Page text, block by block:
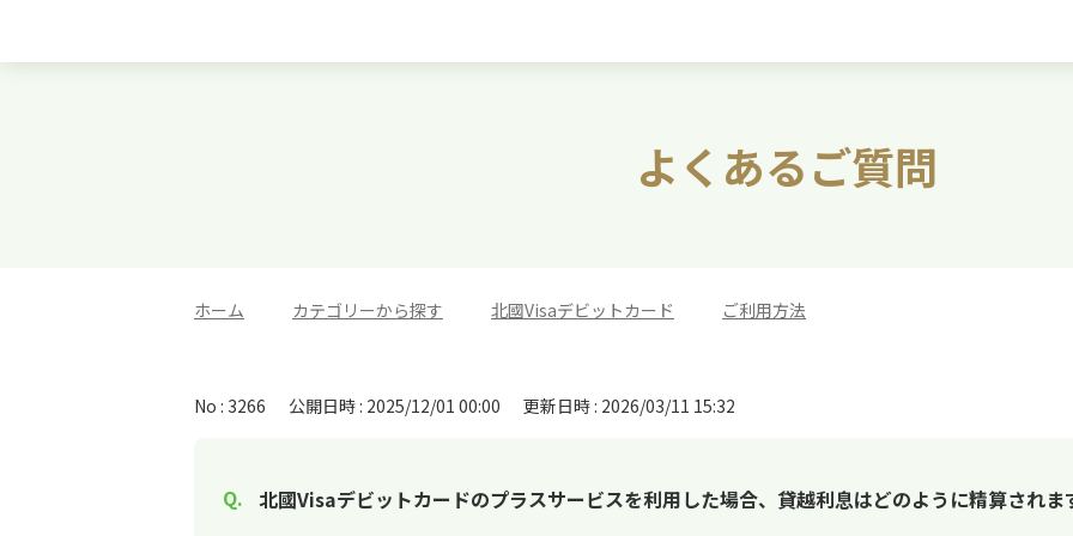
よくあるご質問
ホーム カテゴリーから探す 北國Visaデビットカード ご利用方法
No : 3266 公開日時 : 2025/12/01 00:00 更新日時 : 2026/03/11 15:32
北國Visaデビットカードのプラスサービスを利用した場合、貸越利息はどのように精算されま